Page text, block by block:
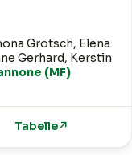
Grötsch, Elena
Gerhard, Kerstin
(MF)
Tabelle↗